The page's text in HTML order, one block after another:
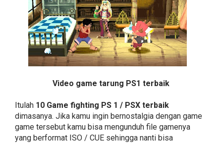
Video game tarung PS1 terbaik
Itulah 10 Game fighting PS 1 / PSX terbaik
dimasanya. Jika kamu ingin bernostalgia dengan game
game tersebut kamu bisa mengunduh file gamenya
yang berformat ISO / CUE sehingga nanti bisa